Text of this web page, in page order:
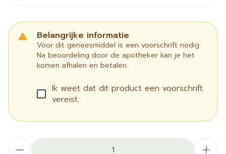
Belangrijke informatie
Voor dit geneesmiddel is een voorschrift nodig.
Na beoordeling door de apotheker kan je het
komen afhalen en betalen.
Ik weet dat dit product een voorschrift
vereist.